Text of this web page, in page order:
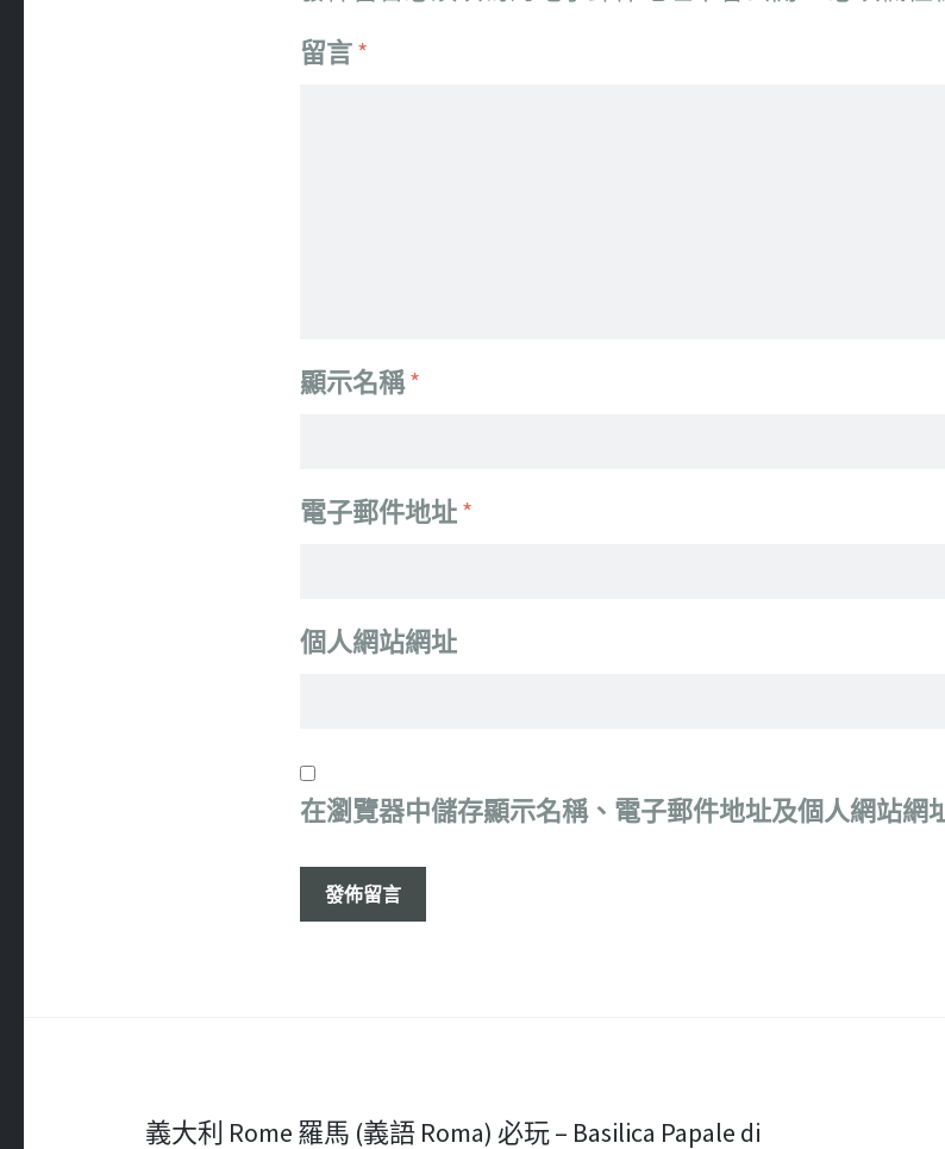
留言*
顯示名稱*
電子郵件地址*
個人網站網址
在瀏覽器中儲存顯示名稱、電子郵件地址及個人網站網
義大利 Rome 羅馬 (義語 Roma) 必玩 – Basilica Papale di